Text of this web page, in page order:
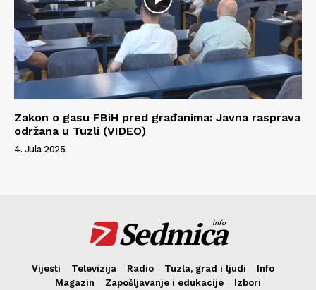
Zakon o gasu FBiH pred građanima: Javna rasprava
održana u Tuzli (VIDEO)
4. Jula 2025.
Sedmica
info
Vijesti Televizija Radio Tuzla, grad i ljudi
Info
Magazin
Zapošljavanje i edukacije Izbori